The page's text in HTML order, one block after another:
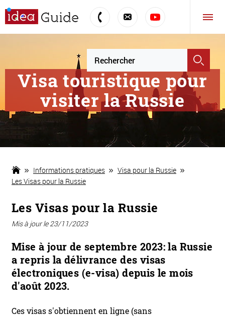
Visa touristique pour
visiter la Russie
Informations pratiques
Visa pour la Russie
Les Visas pour la Russie
Les Visas pour la Russie
Mis à jour le 23/11/2023
Mise à jour de septembre 2023: la Russie
a repris la délivrance des visas
électroniques (e-visa) depuis le mois
d'août 2023.
Ces visas s'obtiennent en ligne (sans